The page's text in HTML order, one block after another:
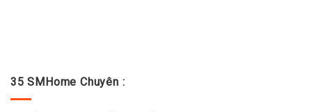
35 SMHome Chuyên :